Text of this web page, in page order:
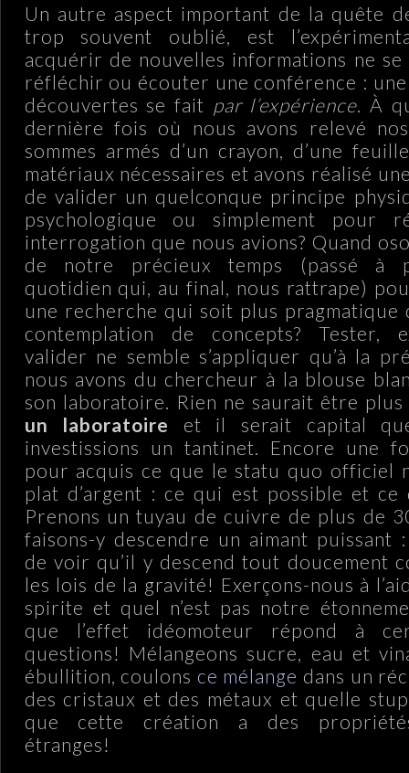
Un autre aspect important de la quête
trop souvent oublié, est
acquérir de nouvelles informations ne
réfléchir ou écouter une conférence :
découvertes se fait par l’expérience . À
dernière fois où nous avons relevé nos
sommes armés d’un crayon, d’une
matériaux nécessaires et avons réalisé
de valider un quelconque principe
psychologique ou simplement pour
interrogation que nous avions? Quand
de notre précieux temps (passé à
quotidien qui, au final, nous rattrape)
une recherche qui soit plus pragmatique
contemplation de concepts? Tester,
valider ne semble s’appliquer qu’à la
nous avons du chercheur à la blouse
son laboratoire. Rien ne saurait être
un laboratoire et il serait capital
investissions un tantinet. Encore une
pour acquis ce que le statu quo officiel
plat d’argent : ce qui est possible et ce
Prenons un tuyau de cuivre de plus de
faisons-y descendre un aimant puissant
de voir qu’il y descend tout doucement
les lois de la gravité! Exerçons-nous à
spirite et quel n’est pas notre
que l’effet idéomoteur répond à
questions! Mélangeons sucre, eau et
ébullition, coulons ce mélange dans un
des cristaux et des métaux et quelle
que cette création a des
étranges!